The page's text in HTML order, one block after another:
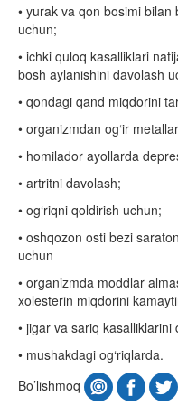
• yurak va qon bosimi bilan
uchun;
• ichki quloq kasalliklari
bosh aylanishini davolash
• qondagi qand miqdorini
• organizmdan og‘ir
• homilador ayollarda
• artritni davolash;
• og‘riqni qoldirish uchun;
• oshqozon osti bezi
uchun
• organizmda moddlar
xolesterin miqdorini
• jigar va sariq kasalliklarini
• mushakdagi og‘riqlarda.
Bo’lishmoq